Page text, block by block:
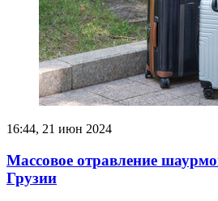
16:44, 21 июн 2024
Массовое отравление
Грузии